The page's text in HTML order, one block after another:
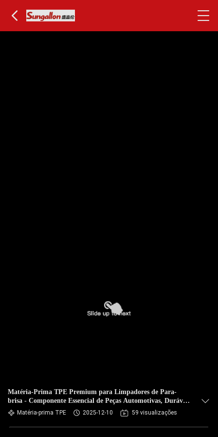
Matéria-Prima TPE Premium para Limpadores de Para-
brisa - Componente Essencial de Peças Automotivas, Durável
e Flexível
Matéria-prima TPE 2025-12-10 59 visualizações